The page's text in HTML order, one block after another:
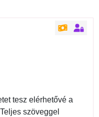
tesz elérhetővé a
szöveggel